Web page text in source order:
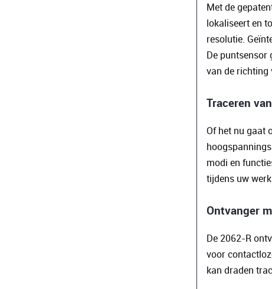
Met de
lokaliseert en
resolutie.
De puntsensor
van de richting
Traceren
Of het nu gaat
modi en
tijdens uw
Ontvanger
De 2062-R
voor
kan draden